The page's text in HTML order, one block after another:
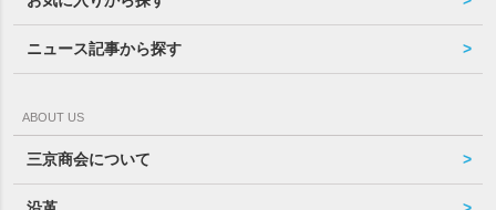
ニュース記事から探す
ABOUT US
三京商会について